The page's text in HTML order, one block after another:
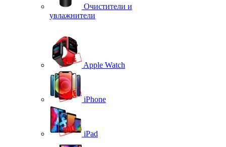
Очистители и
увлажнители
Apple Watch
iPhone
iPad